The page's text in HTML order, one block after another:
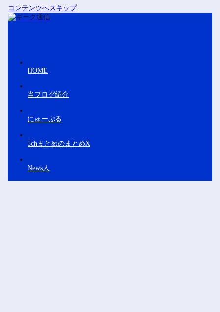
コンテンツへスキップ
HOME
当ブログ紹介
にゅーぷる
5chまとめのまとめX
News人